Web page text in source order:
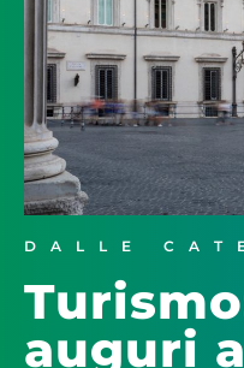
DALLE
auguri a